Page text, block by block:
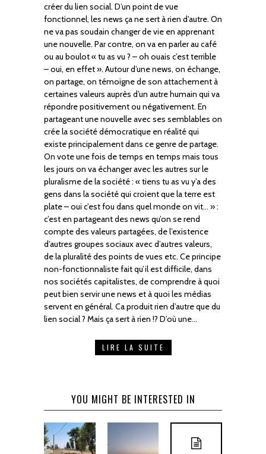
créer du lien social. D’un point de vue
fonctionnel, les news ça ne sert à rien d’autre. On
ne va pas soudain changer de vie en apprenant
une nouvelle. Par contre, on va en parler au café
ou au boulot « tu as vu ? – oh ouais c’est terrible
– oui, en effet ». Autour d’une news, on échange,
on partage, on témoigne de son attachement à
certaines valeurs auprès d’un autre humain qui va
répondre positivement ou négativement. En
partageant une nouvelle avec ses semblables on
crée la société démocratique en réalité qui
existe principalement dans ce genre de partage.
On vote une fois de temps en temps mais tous
les jours on va échanger avec les autres sur le
pluralisme de la société : « tiens tu as vu y’a des
gens dans la société qui croient que la terre est
plate – oui c’est fou dans quel monde on vit… » :
c’est en partageant des news qu’on se rend
compte des valeurs partagées, de l’existence
d’autres groupes sociaux avec d’autres valeurs,
de la pluralité des points de vues etc. Ce principe
non-fonctionnaliste fait qu’il est difficile, dans
nos sociétés capitalistes, de comprendre à quoi
peut bien servir une news et à quoi les médias
servent en général. Ca produit rien d’autre que du
lien social ? Mais ça sert à rien !? D’où une…
LIRE LA SUITE
YOU MIGHT BE INTERESTED IN